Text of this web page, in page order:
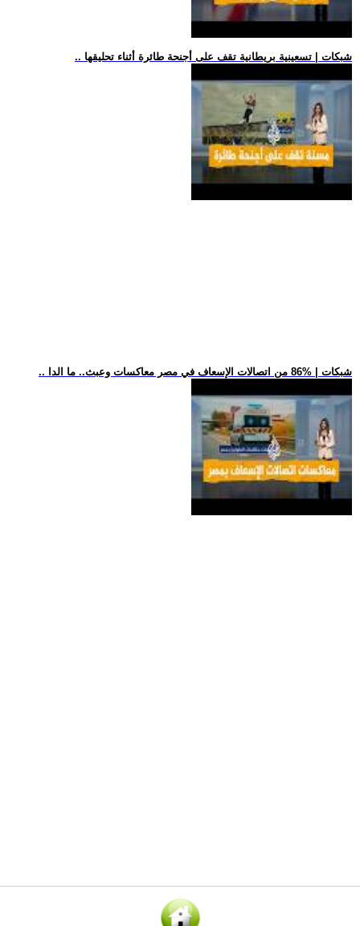
.. شبكات | تسعينية بريطانية تقف على أجنحة طائرة أثناء تحليقها
.. شبكات | %86 من اتصالات الإسعاف في مصر معاكسات وعبث.. ما الدا